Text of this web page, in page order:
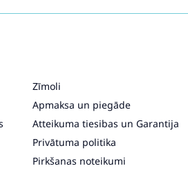
Zīmoli
Apmaksa un piegāde
Atteikuma tiesibas un Garantija
Privātuma politika
Pirkšanas noteikumi